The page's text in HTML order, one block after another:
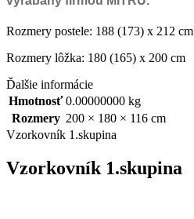
Rozmery postele: 188 (173) x 212 cm
Rozmery lôžka: 180 (165) x 200 cm
Ďalšie informácie
Hmotnosť 0.00000000 kg
Rozmery 200 × 180 × 116 cm
Vzorkovník 1.skupina
Vzorkovník 1.skupina